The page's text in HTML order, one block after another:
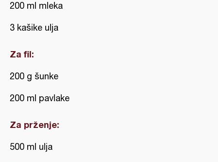
200 ml mleka
3 kašike ulja
Za fil:
200 g šunke
200 ml pavlake
Za prženje:
500 ml ulja